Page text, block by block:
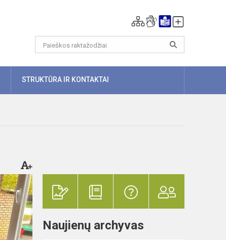
STRUKTŪRA IR KONTAKTAI
Naujienų archyvas